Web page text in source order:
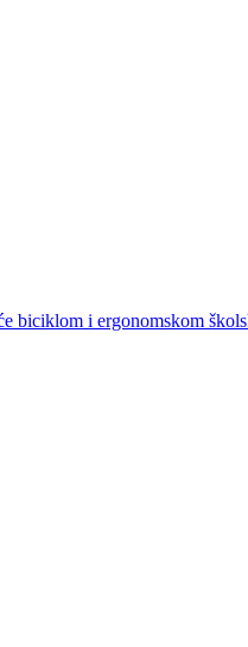
biciklom i ergonomskom